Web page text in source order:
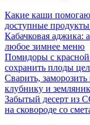
Какие каши
доступные
Кабачковая аджика:
любое зимнее меню
Помидоры с
сохранить плоды
Сварить,
клубнику и
Забытый десерт из
на сковороде со